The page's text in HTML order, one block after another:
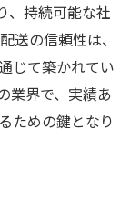
、持続可能な社
送の信頼性は、
じて築かれてい
業界で、実績あ
ための鍵となり